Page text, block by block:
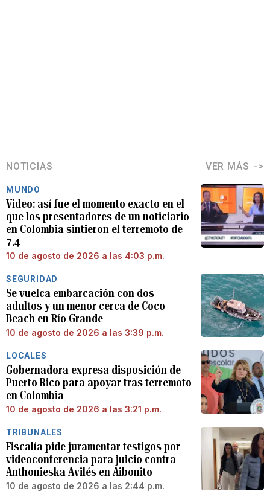
NOTICIAS VER MÁS
MUNDO
Video: así fue el momento exacto en el
que los presentadores de un noticiario
en Colombia sintieron el terremoto de
7.4
10 de agosto de 2026 a las 4:03 p.m.
SEGURIDAD
Se vuelca embarcación con dos
adultos y un menor cerca de Coco
Beach en Río Grande
10 de agosto de 2026 a las 3:39 p.m.
LOCALES
Gobernadora expresa disposición de
Puerto Rico para apoyar tras terremoto
en Colombia
10 de agosto de 2026 a las 3:21 p.m.
TRIBUNALES
Fiscalía pide juramentar testigos por
videoconferencia para juicio contra
Anthonieska Avilés en Aibonito
10 de agosto de 2026 a las 2:44 p.m.